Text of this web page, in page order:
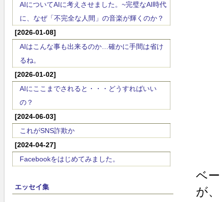
AIについてAIに考えさせました。~完璧なAI時代
に、なぜ「不完全な人間」の音楽が輝くのか？
[2026-01-08]
AIはこんな事も出来るのか…確かに手間は省け
るね。
[2026-01-02]
AIにここまでされると・・・どうすればいい
の？
[2024-06-03]
これがSNS詐欺か
[2024-04-27]
Facebookをはじめてみました。
エッセイ集
ベ
が